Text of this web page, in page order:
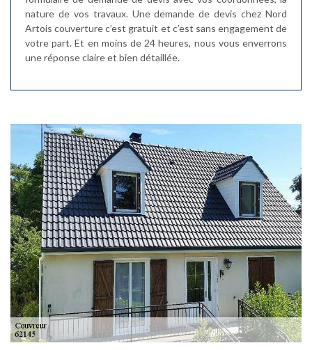
nature de vos travaux. Une demande de devis chez Nord
Artois couverture c’est gratuit et c’est sans engagement de
votre part. Et en moins de 24 heures, nous vous enverrons
une réponse claire et bien détaillée.